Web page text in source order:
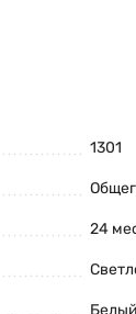
1301
24
Белый